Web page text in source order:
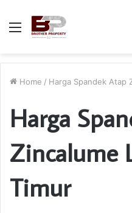
Menu
Home / Harga Spandek Atap
Harga
Zincalume
Timur